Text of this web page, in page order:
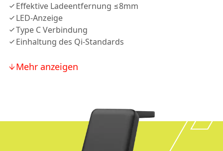
Effektive Ladeentfernung ≤8mm
LED-Anzeige
Type C Verbindung
Einhaltung des Qi-Standards
Mehr anzeigen